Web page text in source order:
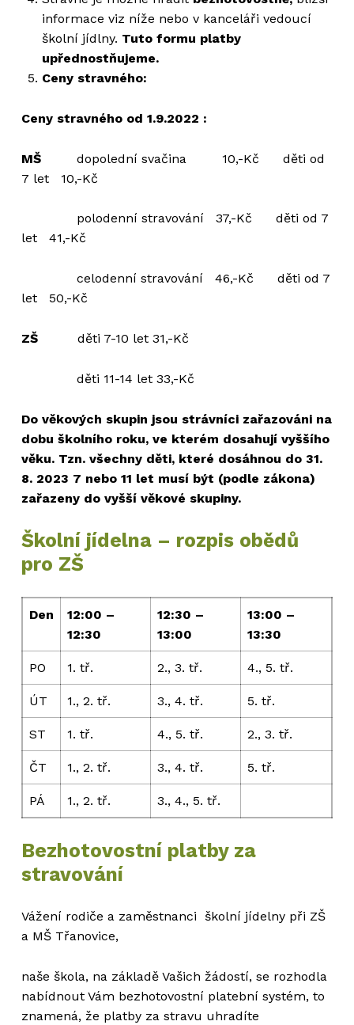
informace viz níže nebo v kanceláři vedoucí
školní jídlny. Tuto formu platby
upřednostňujeme.
Ceny stravného:
Ceny stravného od 1.9.2022 :
MŠdopolední svačina 10,-Kč děti od
7 let 10,-Kč
polodenní stravování 37,-Kč děti od 7
let 41,-Kč
celodenní stravování 46,-Kč děti od 7
let 50,-Kč
ZŠ děti 7-10 let 31,-Kč
děti 11-14 let 33,-Kč
Do věkových skupin jsou strávníci zařazováni na
dobu školního roku, ve kterém dosahují vyššího
věku. Tzn. všechny děti, které dosáhnou do 31.
8. 2023 7 nebo 11 let musí být (podle zákona)
zařazeny do vyšší věkové skupiny.
Školní jídelna – rozpis obědů
pro ZŠ
Den
12:00 –
12:30
12:30 –
13:00
13:00 –
13:30
PO 1. tř. 2., 3. tř. 4., 5. tř.
ÚT 1., 2. tř. 3., 4. tř. 5. tř.
ST 1. tř. 4., 5. tř. 2., 3. tř.
ČT 1., 2. tř. 3., 4. tř. 5. tř.
PÁ 1., 2. tř. 3., 4., 5. tř.
Bezhotovostní platby za
stravování
Vážení rodiče a zaměstnanci školní jídelny při ZŠ
a MŠ Třanovice,
naše škola, na základě Vašich žádostí, se rozhodla
nabídnout Vám bezhotovostní platební systém, to
znamená, že platby za stravu uhradíte